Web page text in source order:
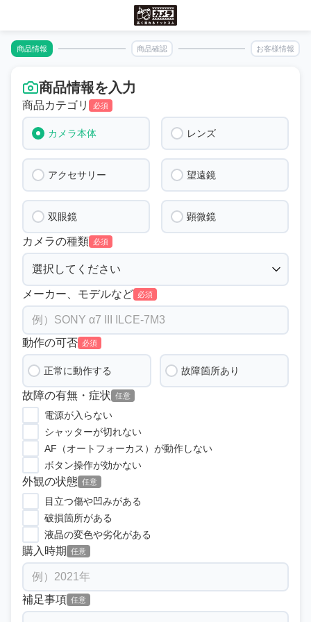
商品情報 商品確認 お客様情報
商品情報を入力
商品カテゴリ 必須
カメラ本体 レンズ
アクセサリー 望遠鏡
双眼鏡 顕微鏡
カメラの種類 必須
メーカー、モデルなど 必須
動作の可否 必須
正常に動作する 故障箇所あり
故障の有無・症状 任意
電源が入らない
シャッターが切れない
AF（オートフォーカス）が動作しない
ボタン操作が効かない
外観の状態 任意
目立つ傷や凹みがある
破損箇所がある
液晶の変色や劣化がある
購入時期 任意
補足事項 任意